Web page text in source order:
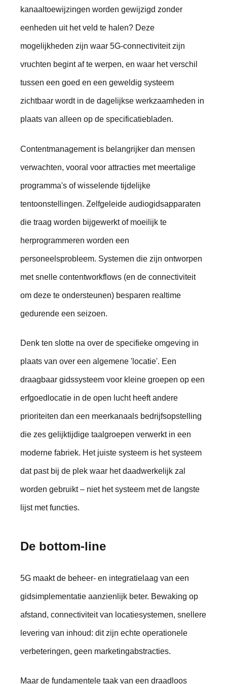
kanaaltoewijzingen worden gewijzigd zonder
eenheden uit het veld te halen? Deze
mogelijkheden zijn waar 5G-connectiviteit zijn
vruchten begint af te werpen, en waar het verschil
tussen een goed en een geweldig systeem
zichtbaar wordt in de dagelijkse werkzaamheden in
plaats van alleen op de specificatiebladen.
Contentmanagement is belangrijker dan mensen
verwachten, vooral voor attracties met meertalige
programma's of wisselende tijdelijke
tentoonstellingen. Zelfgeleide audiogidsapparaten
die traag worden bijgewerkt of moeilijk te
herprogrammeren worden een
personeelsprobleem. Systemen die zijn ontworpen
met snelle contentworkflows (en de connectiviteit
om deze te ondersteunen) besparen realtime
gedurende een seizoen.
Denk ten slotte na over de specifieke omgeving in
plaats van over een algemene 'locatie'. Een
draagbaar gidssysteem voor kleine groepen op een
erfgoedlocatie in de open lucht heeft andere
prioriteiten dan een meerkanaals bedrijfsopstelling
die zes gelijktijdige taalgroepen verwerkt in een
moderne fabriek. Het juiste systeem is het systeem
dat past bij de plek waar het daadwerkelijk zal
worden gebruikt – niet het systeem met de langste
lijst met functies.
De bottom-line
5G maakt de beheer- en integratielaag van een
gidsimplementatie aanzienlijk beter. Bewaking op
afstand, connectiviteit van locatiesystemen, snellere
levering van inhoud: dit zijn echte operationele
verbeteringen, geen marketingabstracties.
Maar de fundamentele taak van een draadloos